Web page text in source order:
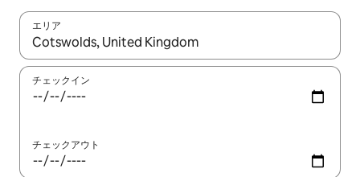
エリア
検索結果が表示されたら、上下の矢印キーを使って移動するか
チェックイン
チェックアウト